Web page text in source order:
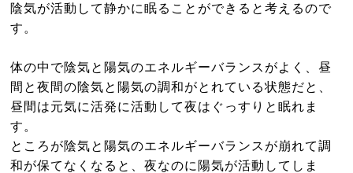
陰気が活動して静かに眠ることができると考えるので
す。
体の中で陰気と陽気のエネルギーバランスがよく、昼
間と夜間の陰気と陽気の調和がとれている状態だと、
昼間は元気に活発に活動して夜はぐっすりと眠れま
す。
ところが陰気と陽気のエネルギーバランスが崩れて調
和が保てなくなると、夜なのに陽気が活動してしま